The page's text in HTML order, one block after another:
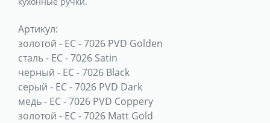
Артикул:
золотой - ЕС - 7026 PVD Golden
сталь- ЕС - 7026 Satin
черный - ЕС - 7026 Black
серый - ЕС - 7026 PVD Dark
медь- ЕС - 7026 PVD Coppery
золотой - ЕС - 7026 Matt Gold